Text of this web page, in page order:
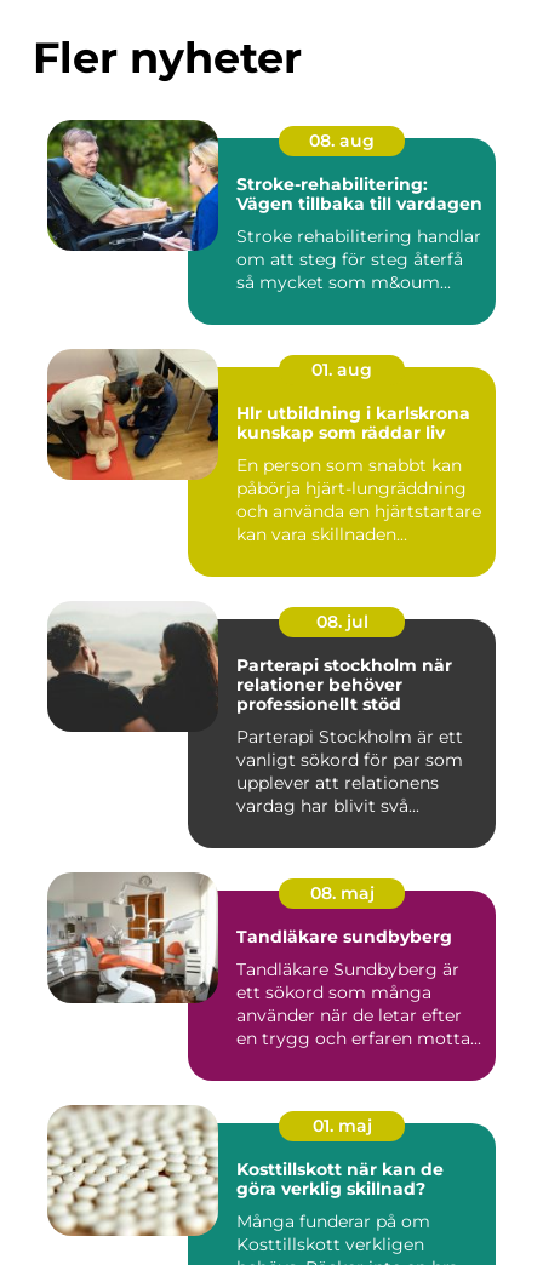
Fler nyheter
08. aug
Stroke-rehabilitering:
Vägen tillbaka till vardagen
Stroke rehabilitering handlar
om att steg för steg återfå
så mycket som m&oum...
01. aug
Hlr utbildning i karlskrona
kunskap som räddar liv
En person som snabbt kan
påbörja hjärt-lungräddning
och använda en hjärtstartare
kan vara skillnaden...
08. jul
Parterapi stockholm när
relationer behöver
professionellt stöd
Parterapi Stockholm är ett
vanligt sökord för par som
upplever att relationens
vardag har blivit svå...
08. maj
Tandläkare sundbyberg
Tandläkare Sundbyberg är
ett sökord som många
använder när de letar efter
en trygg och erfaren motta...
01. maj
Kosttillskott när kan de
göra verklig skillnad?
Många funderar på om
Kosttillskott verkligen